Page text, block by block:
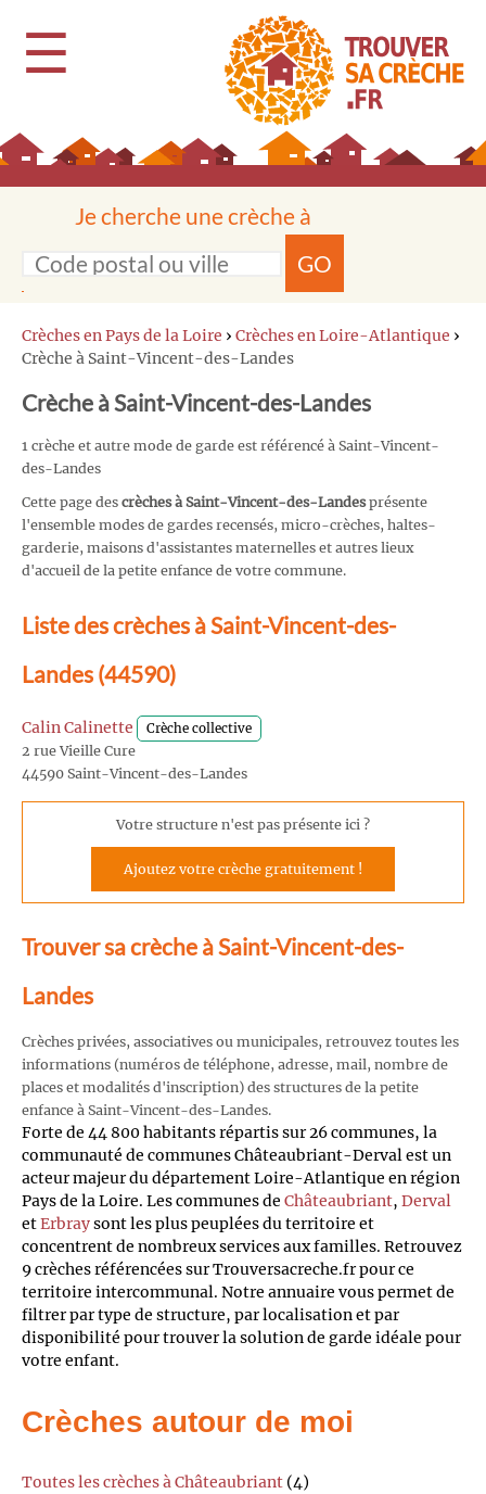
☰
Je cherche une crèche à
GO
Crèches en Pays de la Loire › Crèches en Loire-Atlantique ›
Crèche à Saint-Vincent-des-Landes
Crèche à Saint-Vincent-des-Landes
1 crèche et autre mode de garde est référencé à Saint-Vincent-
des-Landes
Cette page des crèches à Saint-Vincent-des-Landesprésente
l'ensemble modes de gardes recensés, micro-crèches, haltes-
garderie, maisons d'assistantes maternelles et autres lieux
d'accueil de la petite enfance de votre commune.
Liste des crèches à Saint-Vincent-des-
Landes (44590)
Calin Calinette Crèche collective
2 rue Vieille Cure
44590 Saint-Vincent-des-Landes
Votre structure n'est pas présente ici ?
Ajoutez votre crèche gratuitement !
Trouver sa crèche à Saint-Vincent-des-
Landes
Crèches privées, associatives ou municipales, retrouvez toutes les
informations (numéros de téléphone, adresse, mail, nombre de
places et modalités d'inscription) des structures de la petite
enfance à Saint-Vincent-des-Landes.
Forte de 44 800 habitants répartis sur 26 communes, la
communauté de communes Châteaubriant-Derval est un
acteur majeur du département Loire-Atlantique en région
Pays de la Loire. Les communes de Châteaubriant, Derval
etErbraysont les plus peuplées du territoire et
concentrent de nombreux services aux familles. Retrouvez
9 crèches référencées sur Trouversacreche.fr pour ce
territoire intercommunal. Notre annuaire vous permet de
filtrer par type de structure, par localisation et par
disponibilité pour trouver la solution de garde idéale pour
votre enfant.
Crèches autour de moi
Toutes les crèches à Châteaubriant (4)